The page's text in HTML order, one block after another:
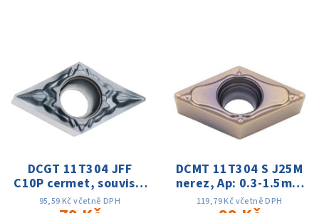
DCGT 11T304 JFF
C10P cermet, souvislý
řez, Ap: 0.03-0.5mm;
95,59 Kč včetně DPH
DCMT 11T304 S J25M
nerez, Ap: 0.3-1.5mm
f: 0.06-0.15 Vc:60-
119,79 Kč včetně DPH